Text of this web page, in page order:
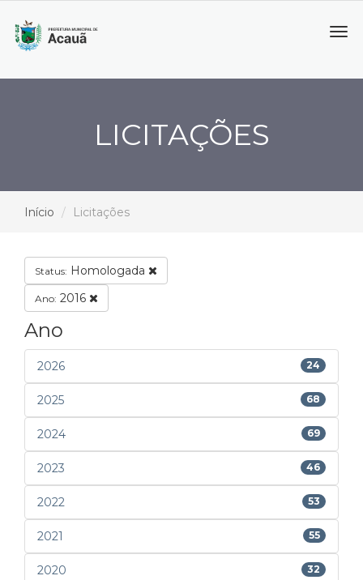
LICITAÇÕES
Início Licitações
Status: Homologada
Ano: 2016
Ano
2026 24
2025 68
2024 69
2023 46
2022 53
2021 55
2020 32